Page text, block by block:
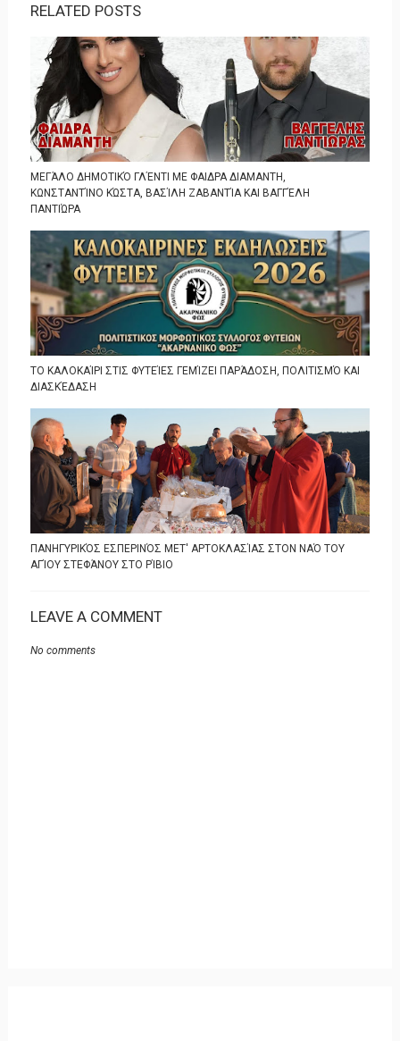
RELATED POSTS
ΜΕΓΆΛΟ ΔΗΜΟΤΙΚΌ ΓΛΈΝΤΙ ΜΕ ΦΑΙΔΡΑ ΔΙΑΜΑΝΤΗ,
ΚΩΝΣΤΑΝΤΊΝΟ ΚΏΣΤΑ, ΒΑΣΊΛΗ ΖΑΒΑΝΤΊΑ ΚΑΙ ΒΑΓΓΈΛΗ
ΠΑΝΤΙΏΡΑ
ΤΟ ΚΑΛΟΚΑΊΡΙ ΣΤΙΣ ΦΥΤΕΊΕΣ ΓΕΜΊΖΕΙ ΠΑΡΆΔΟΣΗ, ΠΟΛΙΤΙΣΜΌ ΚΑΙ
ΔΙΑΣΚΈΔΑΣΗ
ΠΑΝΗΓΥΡΙΚΌΣ ΕΣΠΕΡΙΝΌΣ ΜΕΤ' ΑΡΤΟΚΛΑΣΊΑΣ ΣΤΟΝ ΝΑΌ ΤΟΥ
ΑΓΊΟΥ ΣΤΕΦΆΝΟΥ ΣΤΟ ΡΊΒΙΟ
LEAVE A COMMENT
No comments